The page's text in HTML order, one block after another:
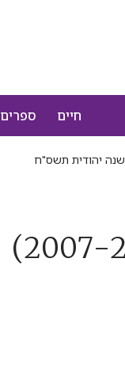
חיים ספרים
שנה יהודית תשס"ח